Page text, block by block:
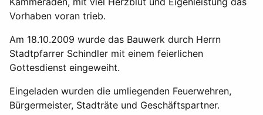
Vorhaben voran trieb.
Am 18.10.2009 wurde das Bauwerk durch Herrn
Stadtpfarrer Schindler mit einem feierlichen
Gottesdienst eingeweiht.
Eingeladen wurden die umliegenden Feuerwehren,
Bürgermeister, Stadträte und Geschäftspartner.